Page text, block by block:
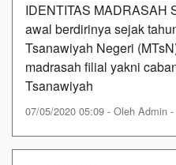
IDENTITAS MADRASAH
awal berdirinya sejak
Tsanawiyah Negeri
madrasah filial yakni
Tsanawiyah
07/05/2020 05:09 - Oleh Admin